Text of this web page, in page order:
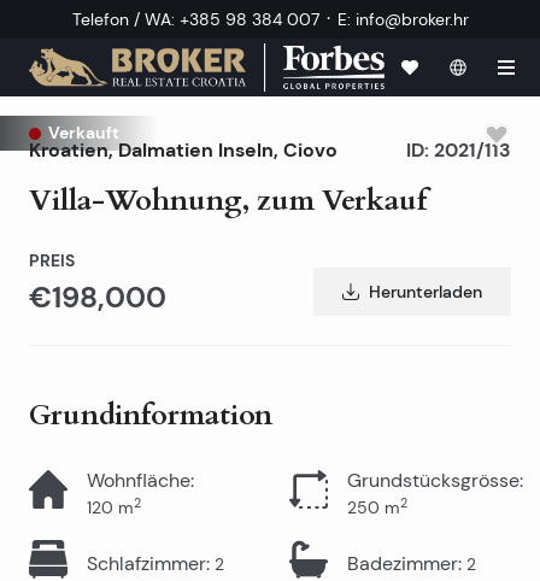
Telefon / WA: +385 98 384 007 · E: info@broker.hr
Verkauft
Kroatien,Dalmatien Inseln, Ciovo
Villa-Wohnung, zum Verkauf
ID: 2021/113
PREIS
€198,000 Herunterladen
Grundinformation
Wohnfläche:
120 m2
Grundstücksgrösse:
250 m2
Schlafzimmer: 2 Badezimmer: 2